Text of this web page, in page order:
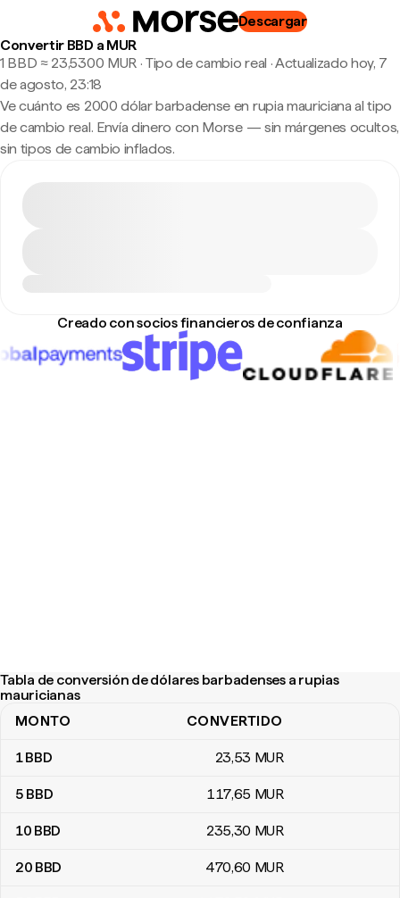
Descargar
Convertir BBD a MUR
1 BBD ≈ 23,5300 MUR · Tipo de cambio real ·Actualizado hoy, 7
de agosto, 23:18
Ve cuánto es 2000 dólar barbadense en rupia mauriciana al tipo
de cambio real. Envía dinero con Morse — sin márgenes ocultos,
sin tipos de cambio inflados.
Creado con socios financieros de confianza
Tabla de conversión de dólares barbadenses a rupias
mauricianas
Tabla de conversión de dólares barbadenses a rupias
MONTO CONVERTIDO
1BBD 23,53 MUR
5 BBD 117,65 MUR
10 BBD 235,30 MUR
20 BBD 470,60 MUR